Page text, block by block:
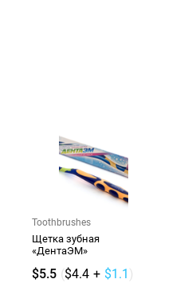
Toothbrushes
Щетка зубная
«ДентаЭМ»
$5.5 ($4.4 + $1.1 )